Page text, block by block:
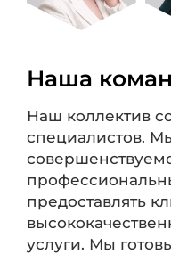
Наша
Наш коллектив
специалистов.
предоставлять
услуги. Мы